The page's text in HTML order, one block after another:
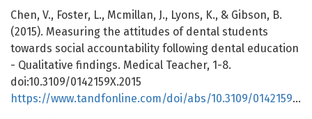
Chen, V., Foster, L., Mcmillan, J., Lyons, K., & Gibson, B.
(2015). Measuring the attitudes of dental students
towards social accountability following dental education
- Qualitative findings. Medical Teacher, 1-8.
doi:10.3109/0142159X.2015
https://www.tandfonline.com/doi/abs/10.3109/0142159X.2015.1060303